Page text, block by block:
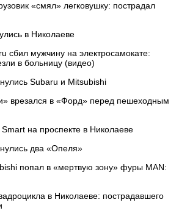
«смял» легковушку: пострадал
в Николаеве
сбил мужчину на электросамокате:
в больницу (видео)
Subaru и Mitsubishi
врезался в «Форд» перед пешеходным
на проспекте в Николаеве
два «Опеля»
попал в «мертвую зону» фуры MAN:
в Николаеве: пострадавшего